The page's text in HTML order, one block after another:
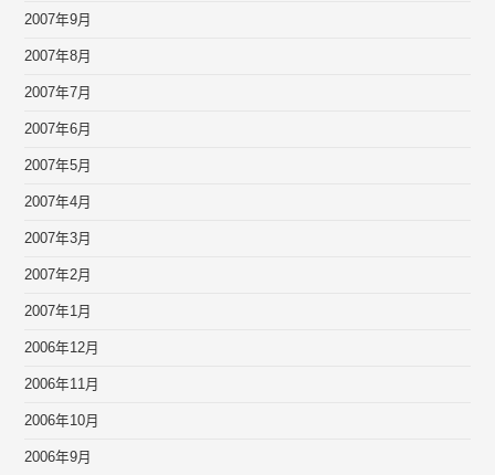
2007年9月
2007年8月
2007年7月
2007年6月
2007年5月
2007年4月
2007年3月
2007年2月
2007年1月
2006年12月
2006年11月
2006年10月
2006年9月